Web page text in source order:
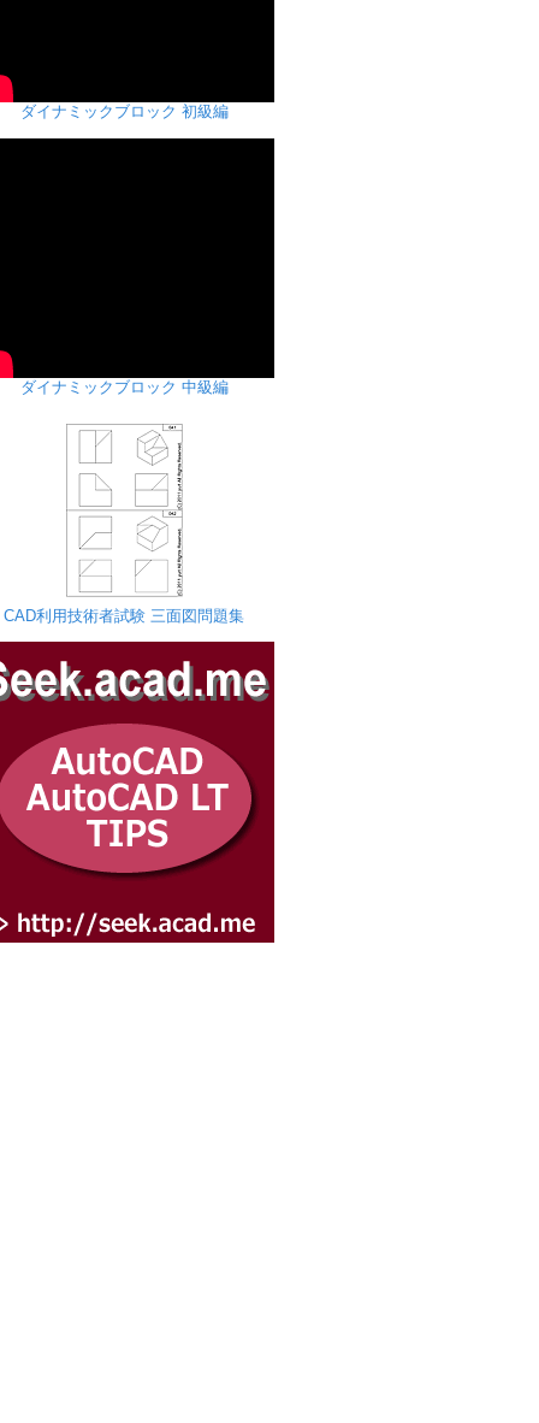
ダイナミックブロック 初級編
ダイナミックブロック 中級編
CAD利用技術者試験 三面図問題集